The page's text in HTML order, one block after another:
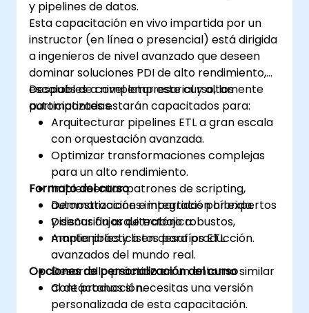
y pipelines de datos.
Esta capacitación en vivo impartida por un
instructor (en línea o presencial) está dirigida
a ingenieros de nivel avanzado que deseen
dominar soluciones PDI de alto rendimiento,
escalables a nivel empresarial y altamente
automatizadas.
Después de completar este curso, los
participantes estarán capacitados para:
Arquitecturar pipelines ETL a gran escala
con orquestación avanzada.
Optimizar transformaciones complejas
para un alto rendimiento.
Implementar patrones de scripting,
automatización e integración híbrida.
Diseñar flujos de trabajo robustos,
mantenibles y listos para producción.
Formato del curso
Demostraciones impartidas por expertos
y discusión arquitectónica.
Amplia práctica en desafíos ETL
avanzados del mundo real.
Desarrollo práctico en un entorno similar
al de producción.
Opciones de personalización del curso
Contáctanos si necesitas una versión
personalizada de esta capacitación.